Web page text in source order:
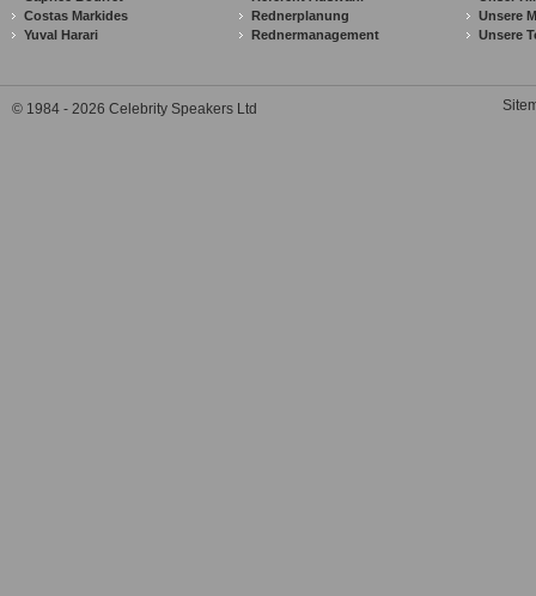
Costas Markides
Yuval Harari
Rednerplanung
Rednermanagement
Unsere
Unsere
© 1984 - 2026 Celebrity Speakers Ltd